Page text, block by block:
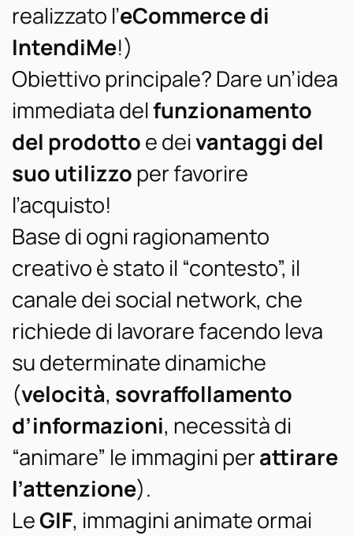
realizzato l’eCommerce di
IntendiMe!)
Obiettivo principale? Dare un’idea
immediata delfunzionamento
del prodottoe deivantaggi del
suo utilizzoper favorire
l’acquisto!
Base di ogni ragionamento
creativo è stato il “contesto”, il
canale dei social network, che
richiede di lavorare facendo leva
su determinate dinamiche
(velocità, sovraffollamento
d’informazioni, necessità di
“animare” le immagini perattirare
l’attenzione).
LeGIF, immagini animate ormai